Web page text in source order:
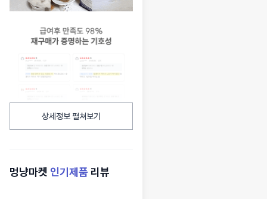
상세정보 펼쳐보기
멍냥마켓 인기제품 리뷰